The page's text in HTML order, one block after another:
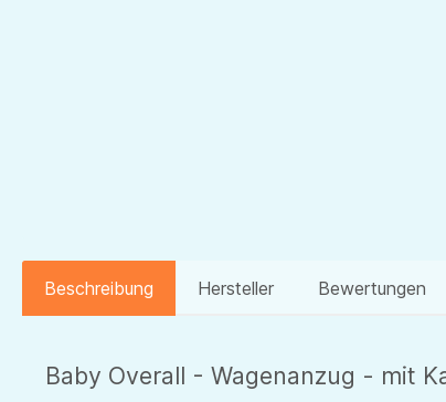
Beschreibung Hersteller Bewertungen
Baby Overall - Wagenanzug - mit